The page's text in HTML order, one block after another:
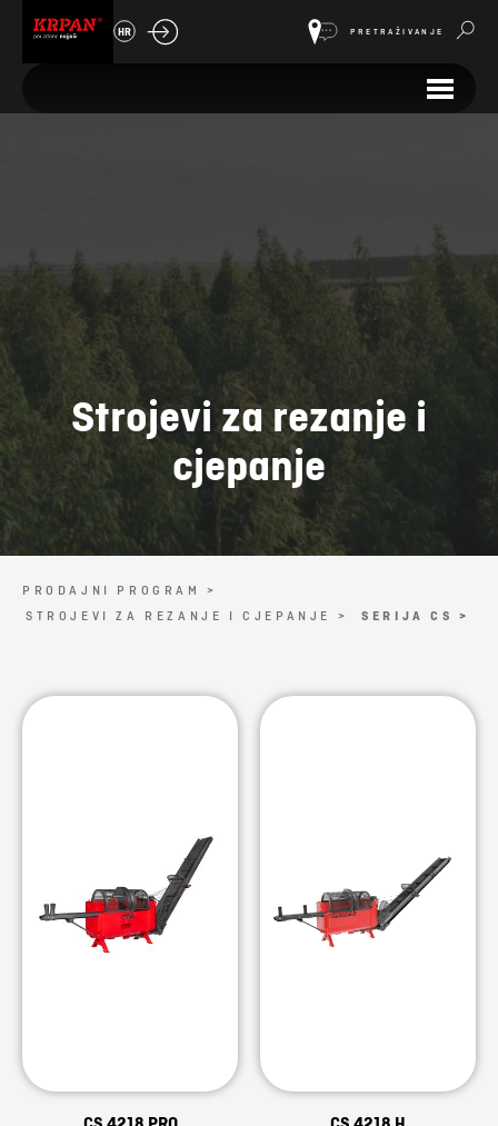
HR PRETRAŽIVANJE
Strojevi za rezanje i
cjepanje
PRODAJNI PROGRAM >
STROJEVI ZA REZANJE I CJEPANJE >
SERIJA CS >